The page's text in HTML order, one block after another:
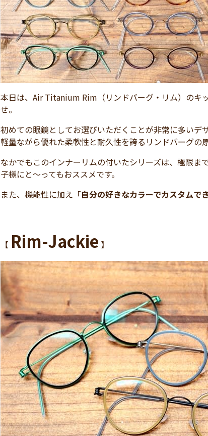
本日は、Air Titanium Rim（リンドバーグ・リム）のキ
せ。
初めての眼鏡としてお選びいただくことが非常に多い
軽量ながら優れた柔軟性と耐久性を誇るリンドバーグの
なかでもこのインナーリムの付いたシリーズは、極限
子様にと～ってもおススメです。
また、機能性に加え「自分の好きなカラーでカスタムで
【 Rim-Jackie 】